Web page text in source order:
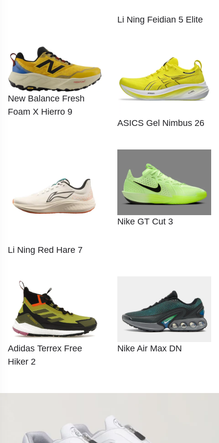
Li Ning Feidian 5 Elite
New Balance Fresh
Foam X Hierro 9
ASICS Gel Nimbus 26
Li Ning Red Hare 7
Nike GT Cut 3
Adidas Terrex Free
Hiker 2
Nike Air Max DN